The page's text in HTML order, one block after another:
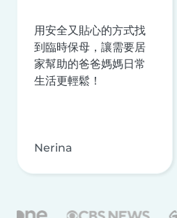
用安全又貼心的方式找
到臨時保母，讓需要居
家幫助的爸爸媽媽日常
生活更輕鬆！
Nerina